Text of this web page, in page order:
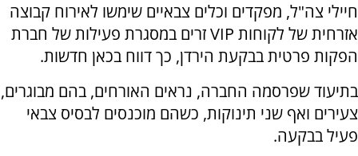
חיילי צה"ל, מפקדים וכלים צבאיים שימשו לאירוח קבוצה
אזרחית של לקוחות VIP זרים במסגרת פעילות של חברת
הפקות פרטית בבקעת הירדן, כך דווח בכאן חדשות.
בתיעוד שפרסמה החברה, נראים האורחים, בהם מבוגרים,
צעירים ואף שני תינוקות, כשהם מוכנסים לבסיס צבאי
פעיל בבקעה.